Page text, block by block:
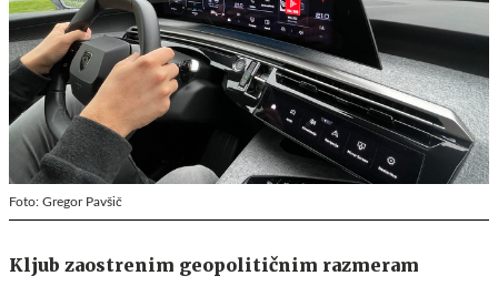
Foto: Gregor Pavšič
Kljub zaostrenim geopolitičnim razmeram